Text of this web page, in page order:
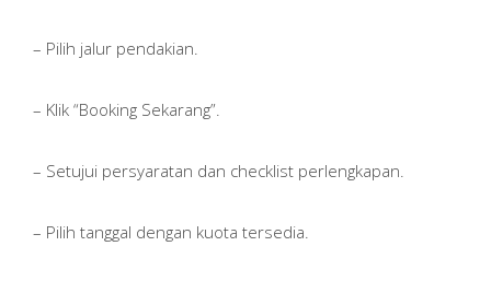
– Pilih jalur pendakian.
– Klik “Booking Sekarang”.
– Setujui persyaratan dan checklist perlengkapan.
– Pilih tanggal dengan kuota tersedia.